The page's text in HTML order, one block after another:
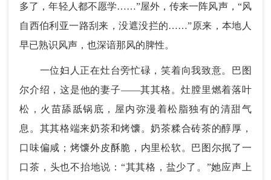
多了，年轻人都不愿学……”屋外，传来一阵风声，“风
自西伯利亚一路刮来，没遮没拦的……”原来，本地人
早已熟识风声，也深谙那风的脾性。
一位妇人正在灶台旁忙碌，笑着向我致意。巴图
尔介绍，这是他的妻子——其其格。灶膛里燃着落叶
松，火苗舔舐锅底，屋内弥漫着松脂独有的清甜气
息。其其格端来奶茶和烤馕。奶茶糅合砖茶的醇厚，
口味偏咸；烤馕外皮酥脆，内里松软。巴图尔抿了一
口茶，头也不抬地说：“其其格，盐少了。”她应声上